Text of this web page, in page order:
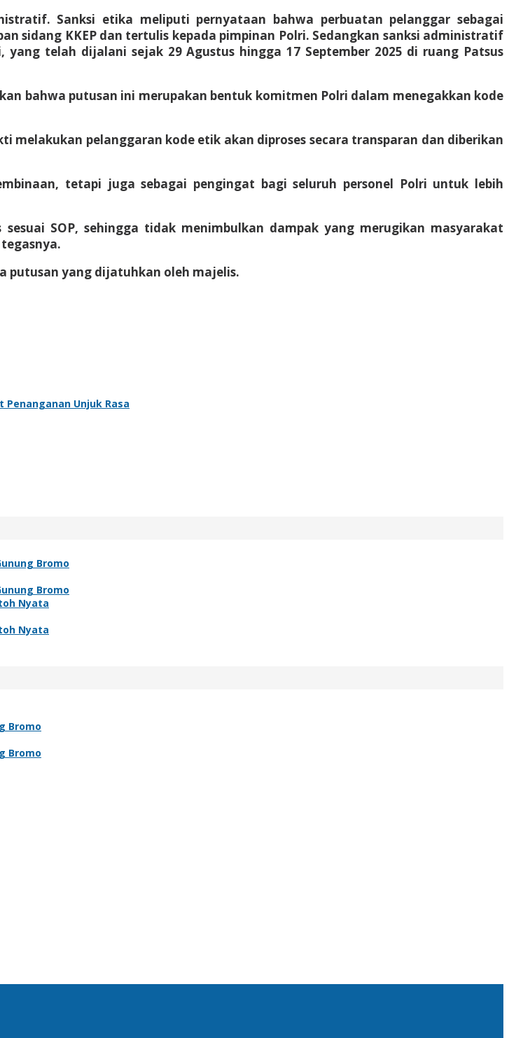
Sanksi etika meliputi pernyataan bahwa perbuatan pelanggar sebagai
sidang KKEP dan tertulis kepada pimpinan Polri. Sedangkan sanksi administratif
telah dijalani sejak 29 Agustus hingga 17 September 2025 di ruang Patsus
bahwa putusan ini merupakan bentuk komitmen Polri dalam menegakkan kode
melakukan pelanggaran kode etik akan diproses secara transparan dan diberikan
tetapi juga sebagai pengingat bagi seluruh personel Polri untuk lebih
SOP, sehingga tidak menimbulkan dampak yang merugikan masyarakat
putusan yang dijatuhkan oleh majelis.
Unjuk Rasa
Bromo
Bromo
Nyata
Nyata
Bromo
Bromo